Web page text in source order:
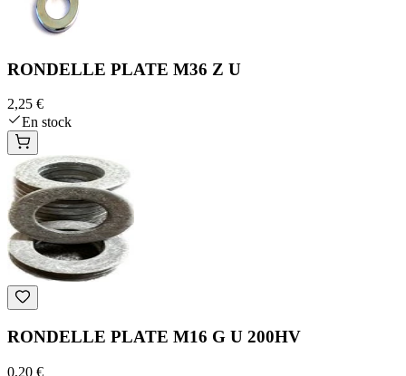
RONDELLE PLATE M36 Z U
2,25 €
En stock
RONDELLE PLATE M16 G U 200HV
0,20 €